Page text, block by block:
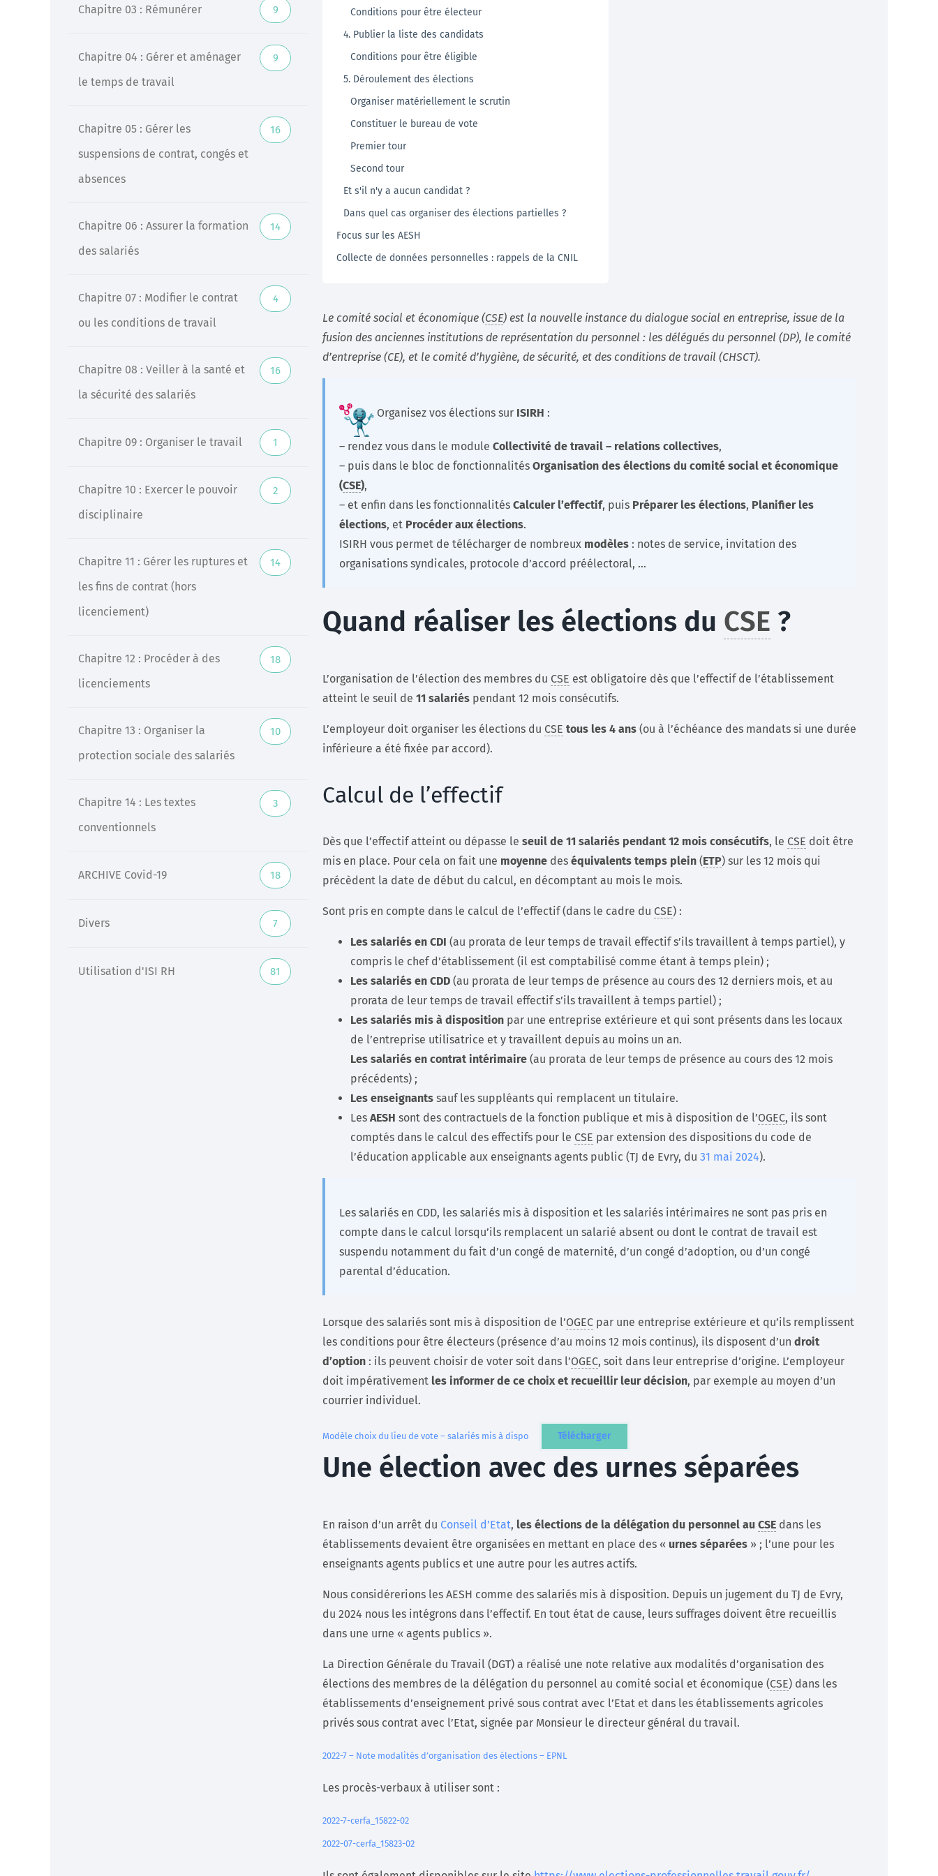
Chapitre 03 : Rémunérer 9
Chapitre 04 : Gérer et aménager
le temps de travail
9
Chapitre 05 : Gérer les
suspensions de contrat, congés et
absences
16
Chapitre 06 : Assurer la formation
des salariés
14
Chapitre 07 : Modifier le contrat
ou les conditions de travail
4
Chapitre 08 : Veiller à la santé et
la sécurité des salariés
16
Chapitre 09 : Organiser le travail 1
Chapitre 10 : Exercer le pouvoir
disciplinaire
2
Chapitre 11 : Gérer les ruptures et
les fins de contrat (hors
licenciement)
14
Chapitre 12 : Procéder à des
licenciements
18
Chapitre 13 : Organiser la
protection sociale des salariés
10
Chapitre 14 : Les textes
conventionnels
3
ARCHIVE Covid-19 18
Divers 7
Utilisation d'ISI RH 81
Conditions pour être électeur
4. Publier la liste des candidats
Conditions pour être éligible
5. Déroulement des élections
Organiser matériellement le scrutin
Constituer le bureau de vote
Premier tour
Second tour
Et s'il n'y a aucun candidat ?
Dans quel cas organiser des élections partielles ?
Focus sur les AESH
Collecte de données personnelles : rappels de la CNIL
Le comité social et économique (CSE) est la nouvelle instance du dialogue social en entreprise, issue de la
fusion des anciennes institutions de représentation du personnel : les délégués du personnel (DP), le comité
d’entreprise (CE), et le comité d’hygiène, de sécurité, et des conditions de travail (CHSCT).
Organisez vos élections sur ISIRH :
– rendez vous dans le module Collectivité de travail – relations collectives,
– puis dans le bloc de fonctionnalités Organisation des élections du comité social et économique
(CSE),
– et enfin dans les fonctionnalités Calculer l’effectif, puis Préparer les élections, Planifier les
élections, et Procéder aux élections.
ISIRH vous permet de télécharger de nombreux modèles : notes de service, invitation des
organisations syndicales, protocole d’accord préélectoral, …
Quand réaliser les élections du CSE ?
L’organisation de l’élection des membres du CSE est obligatoire dès que l’effectif de l’établissement
atteint le seuil de 11 salariés pendant 12 mois consécutifs.
L’employeur doit organiser les élections du CSE tous les 4 ans (ou à l’échéance des mandats si une durée
inférieure a été fixée par accord).
Calcul de l’effectif
Dès que l’effectif atteint ou dépasse le seuil de 11 salariés pendant 12 mois consécutifs, le CSE doit être
mis en place. Pour cela on fait une moyenne des équivalents temps plein (ETP) sur les 12 mois qui
précèdent la date de début du calcul, en décomptant au mois le mois.
Sont pris en compte dans le calcul de l’effectif (dans le cadre du CSE) :
Les salariés en CDI (au prorata de leur temps de travail effectif s’ils travaillent à temps partiel), y
compris le chef d’établissement (il est comptabilisé comme étant à temps plein) ;
Les salariés en CDD (au prorata de leur temps de présence au cours des 12 derniers mois, et au
prorata de leur temps de travail effectif s’ils travaillent à temps partiel) ;
Les salariés mis à disposition par une entreprise extérieure et qui sont présents dans les locaux
de l’entreprise utilisatrice et y travaillent depuis au moins un an.
Les salariés en contrat intérimaire (au prorata de leur temps de présence au cours des 12 mois
précédents) ;
Les enseignants sauf les suppléants qui remplacent un titulaire.
Les AESH sont des contractuels de la fonction publique et mis à disposition de l’OGEC, ils sont
comptés dans le calcul des effectifs pour le CSE par extension des dispositions du code de
l’éducation applicable aux enseignants agents public (TJ de Evry, du 31 mai 2024).
Les salariés en CDD, les salariés mis à disposition et les salariés intérimaires ne sont pas pris en
compte dans le calcul lorsqu’ils remplacent un salarié absent ou dont le contrat de travail est
suspendu notamment du fait d’un congé de maternité, d’un congé d’adoption, ou d’un congé
parental d’éducation.
Lorsque des salariés sont mis à disposition de l’OGEC par une entreprise extérieure et qu’ils remplissent
les conditions pour être électeurs (présence d’au moins 12 mois continus), ils disposent d’un droit
d’option : ils peuvent choisir de voter soit dans l’OGEC, soit dans leur entreprise d’origine. L’employeur
doit impérativement les informer de ce choix et recueillir leur décision, par exemple au moyen d’un
courrier individuel.
Modèle choix du lieu de vote – salariés mis à dispo Télécharger
Une élection avec des urnes séparées
En raison d’un arrêt du Conseil d’Etat, les élections de la délégation du personnel au CSE dans les
établissements devaient être organisées en mettant en place des « urnes séparées » ; l’une pour les
enseignants agents publics et une autre pour les autres actifs.
Nous considérerions les AESH comme des salariés mis à disposition. Depuis un jugement du TJ de Evry,
du 2024 nous les intégrons dans l’effectif. En tout état de cause, leurs suffrages doivent être recueillis
dans une urne « agents publics ».
La Direction Générale du Travail (DGT) a réalisé une note relative aux modalités d’organisation des
élections des membres de la délégation du personnel au comité social et économique (CSE) dans les
établissements d’enseignement privé sous contrat avec l’Etat et dans les établissements agricoles
privés sous contrat avec l’Etat, signée par Monsieur le directeur général du travail.
2022-7 – Note modalités d’organisation des élections – EPNL
Les procès-verbaux à utiliser sont :
2022-7-cerfa_15822-02
2022-07-cerfa_15823-02